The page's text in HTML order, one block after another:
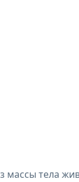
массы тела